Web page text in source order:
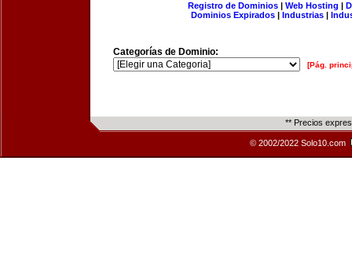
Registro de Dominios| Web Hosting |
Dominios Expirados | Industrias |
Categorías de Dominio:
[Pág.
** Precios
© 2002/2022 Solo10.com